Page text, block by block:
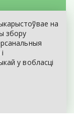
на
збору
у вобласці